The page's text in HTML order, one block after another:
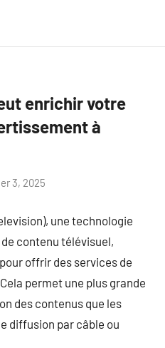
enrichir votre
à
3, 2025
une technologie
contenu télévisuel,
offrir des services de
permet une plus grande
des contenus que les
diffusion par câble ou